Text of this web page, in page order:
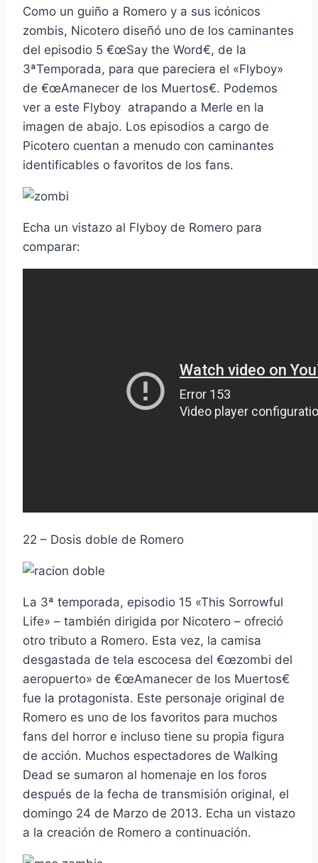
Como un guiño a Romero y a sus icónicos
zombis, Nicotero diseñó uno de los caminantes
del episodio 5 €œSay the Word€, de la
3ªTemporada, para que pareciera el «Flyboy»
de €œAmanecer de los Muertos€. Podemos
ver a este Flyboy atrapando a Merle en la
imagen de abajo. Los episodios a cargo de
Picotero cuentan a menudo con caminantes
identificables o favoritos de los fans.
Echa un vistazo al Flyboy de Romero para
comparar:
22 – Dosis doble de Romero
La 3ª temporada, episodio 15 «This Sorrowful
Life» – también dirigida por Nicotero – ofreció
otro tributo a Romero. Esta vez, la camisa
desgastada de tela escocesa del €œzombi del
aeropuerto» de €œAmanecer de los Muertos€
fue la protagonista. Este personaje original de
Romero es uno de los favoritos para muchos
fans del horror e incluso tiene su propia figura
de acción. Muchos espectadores de Walking
Dead se sumaron al homenaje en los foros
después de la fecha de transmisión original, el
domingo 24 de Marzo de 2013. Echa un vistazo
a la creación de Romero a continuación.